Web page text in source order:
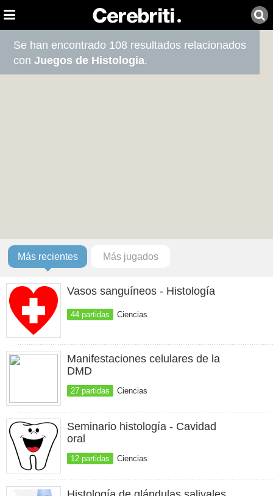
Se han encontrado 108 resultados relacionados
conJuegos de Histologia.
Más recientes Más jugados
Vasos sanguíneos - Histología
44 partidas Ciencias
Manifestaciones celulares de la
DMD
27 partidas Ciencias
Seminario histología - Cavidad
oral
12 partidas Ciencias